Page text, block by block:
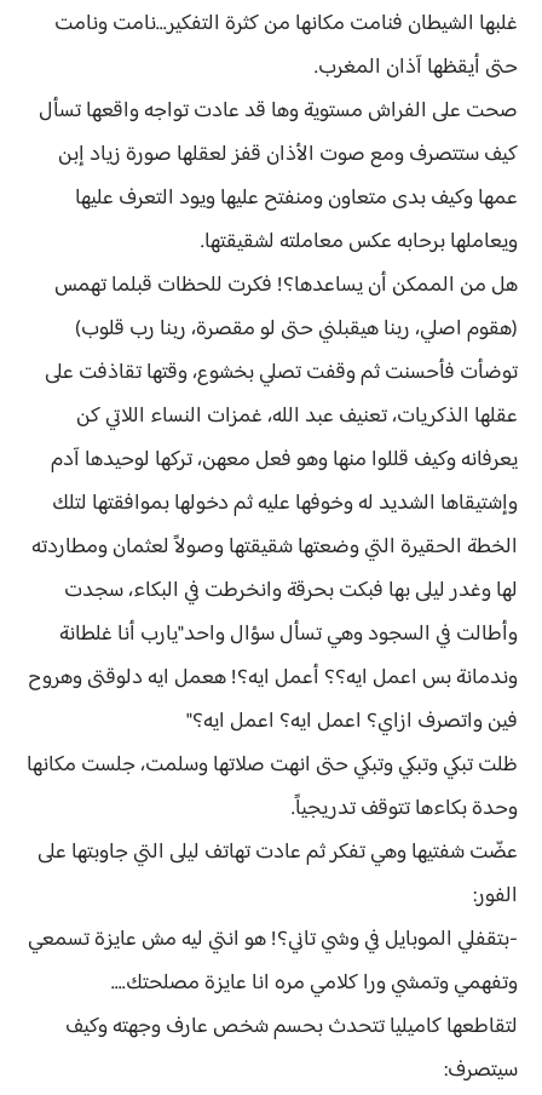
غلبها الشيطان فنامت مكانها من كثرة التفكير...نامت ونامت
حتى أيقظها آذان المغرب.
صحت على الفراش مستوية وها قد عادت تواجه واقعها تسأل
كيف ستتصرف ومع صوت الأذان قفز لعقلها صورة زياد إبن
عمها وكيف بدى متعاون ومنفتح عليها ويود التعرف عليها
ويعاملها برحابه عكس معاملته لشقيقتها.
هل من الممكن أن يساعدها؟! فكرت للحظات قبلما تهمس
(هقوم اصلي، ربنا هيقبلني حتى لو مقصرة، ربنا رب قلوب)
توضأت فأحسنت ثم وقفت تصلي بخشوع، وقتها تقاذفت على
عقلها الذكريات، تعنيف عبد الله، غمزات النساء اللاتي كن
يعرفانه وكيف قللوا منها وهو فعل معهن، تركها لوحيدها آدم
وإشتيقاها الشديد له وخوفها عليه ثم دخولها بموافقتها لتلك
الخطة الحقيرة التي وضعتها شقيقتها وصولاً لعثمان ومطاردته
لها وغدر ليلى بها فبكت بحرقة وانخرطت في البكاء، سجدت
وأطالت في السجود وهي تسأل سؤال واحد"يارب أنا غلطانة
وندمانة بس اعمل ايه؟؟ أعمل ايه؟! هعمل ايه دلوقتى وهروح
فين واتصرف ازاي؟ اعمل ايه؟ اعمل ايه؟"
ظلت تبكي وتبكي وتبكي حتى انهت صلاتها وسلمت، جلست مكانها
وحدة بكاءها تتوقف تدريجياً.
عضّت شفتيها وهي تفكر ثم عادت تهاتف ليلى التي جاوبتها على
الفور:
-بتقفلي الموبايل في وشي تاني؟! هو انتي ليه مش عايزة تسمعي
وتفهمي وتمشي ورا كلامي مره انا عايزة مصلحتك....
لتقاطعها كاميليا تتحدث بحسم شخص عارف وجهته وكيف
سيتصرف: